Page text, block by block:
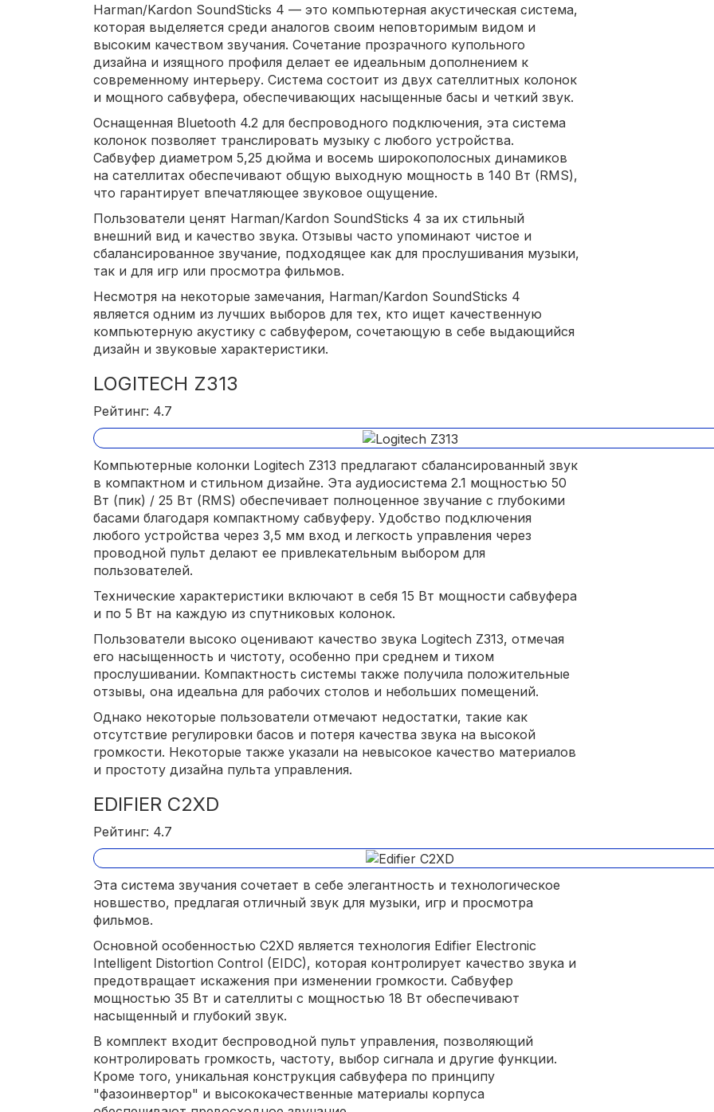
Harman/Kardon SoundSticks 4 — это компьютерная акустическая система,
которая выделяется среди аналогов своим неповторимым видом и
высоким качеством звучания. Сочетание прозрачного купольного
дизайна и изящного профиля делает ее идеальным дополнением к
современному интерьеру. Система состоит из двух сателлитных колонок
и мощного сабвуфера, обеспечивающих насыщенные басы и четкий звук.
Оснащенная Bluetooth 4.2 для беспроводного подключения, эта система
колонок позволяет транслировать музыку с любого устройства.
Сабвуфер диаметром 5,25 дюйма и восемь широкополосных динамиков
на сателлитах обеспечивают общую выходную мощность в 140 Вт (RMS),
что гарантирует впечатляющее звуковое ощущение.
Пользователи ценят Harman/Kardon SoundSticks 4 за их стильный
внешний вид и качество звука. Отзывы часто упоминают чистое и
сбалансированное звучание, подходящее как для прослушивания музыки,
так и для игр или просмотра фильмов.
Несмотря на некоторые замечания, Harman/Kardon SoundSticks 4
является одним из лучших выборов для тех, кто ищет качественную
компьютерную акустику с сабвуфером, сочетающую в себе выдающийся
дизайн и звуковые характеристики.
LOGITECH Z313
Рейтинг: 4.7
Компьютерные колонки Logitech Z313 предлагают сбалансированный звук
в компактном и стильном дизайне. Эта аудиосистема 2.1 мощностью 50
Вт (пик) / 25 Вт (RMS) обеспечивает полноценное звучание с глубокими
басами благодаря компактному сабвуферу. Удобство подключения
любого устройства через 3,5 мм вход и легкость управления через
проводной пульт делают ее привлекательным выбором для
пользователей.
Технические характеристики включают в себя 15 Вт мощности сабвуфера
и по 5 Вт на каждую из спутниковых колонок.
Пользователи высоко оценивают качество звука Logitech Z313, отмечая
его насыщенность и чистоту, особенно при среднем и тихом
прослушивании. Компактность системы также получила положительные
отзывы, она идеальна для рабочих столов и небольших помещений.
Однако некоторые пользователи отмечают недостатки, такие как
отсутствие регулировки басов и потеря качества звука на высокой
громкости. Некоторые также указали на невысокое качество материалов
и простоту дизайна пульта управления.
EDIFIER C2XD
Рейтинг: 4.7
Эта система звучания сочетает в себе элегантность и технологическое
новшество, предлагая отличный звук для музыки, игр и просмотра
фильмов.
Основной особенностью C2XD является технология Edifier Electronic
Intelligent Distortion Control (EIDC), которая контролирует качество звука и
предотвращает искажения при изменении громкости. Сабвуфер
мощностью 35 Вт и сателлиты с мощностью 18 Вт обеспечивают
насыщенный и глубокий звук.
В комплект входит беспроводной пульт управления, позволяющий
контролировать громкость, частоту, выбор сигнала и другие функции.
Кроме того, уникальная конструкция сабвуфера по принципу
"фазоинвертор" и высококачественные материалы корпуса